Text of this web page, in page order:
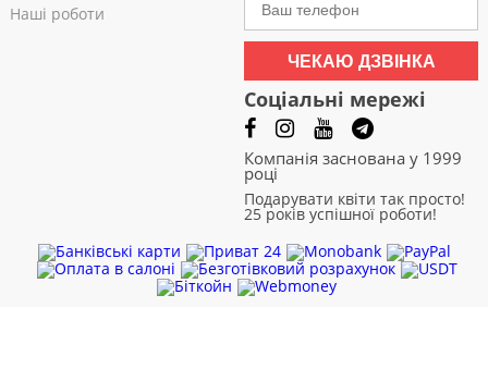
Наші роботи
ЧЕКАЮ ДЗВІНКА
Соціальні мережі
Компанія заснована у 1999
році
Подарувати квіти так просто!
25 років успішної роботи!